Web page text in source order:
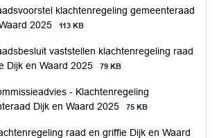
klachtenregeling gemeenteraad
2025
113 KB
vaststellen klachtenregeling raad
Dijk en Waard 2025
79 KB
- Klachtenregeling
Dijk en Waard 2025
75 KB
raad en griffie Dijk en Waard